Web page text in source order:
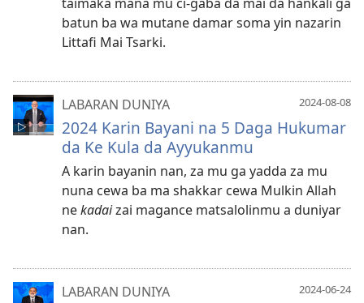
taimaka mana mu ci-gaba da mai da hankali ga
batun ba wa mutane damar soma yin nazarin
Littafi Mai Tsarki.
2024-08-08
LABARAN DUNIYA
2024 Karin Bayani na 5 Daga Hukumar
da Ke Kula da Ayyukanmu
A karin bayanin nan, za mu ga yadda za mu
nuna cewa ba ma shakkar cewa Mulkin Allah
nekadaizai magance matsalolinmu a duniyar
nan.
2024-06-24
LABARAN DUNIYA